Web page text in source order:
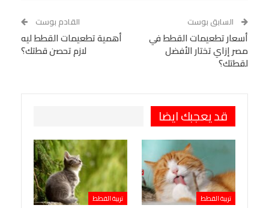
Tumblr
البريد الإلكتروني
StumbleUpon
VK
Digg
LINE
Viber
السابق بوست
أسعار تطعيمات القطط في
مصر إزاي تختار الأفضل
لقطتك؟
القادم بوست
أهمية تطعيمات القطط ليه
لازم تحصن قطتك؟
قد يعجبك ايضا
تربية القطط تربية القطط